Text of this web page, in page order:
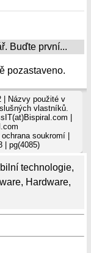
technologie,
, Hardware,
Buďte první...
pozastaveno.
| Názvy použité v
vlastníků.
|
soukromí|
| pg(4085)